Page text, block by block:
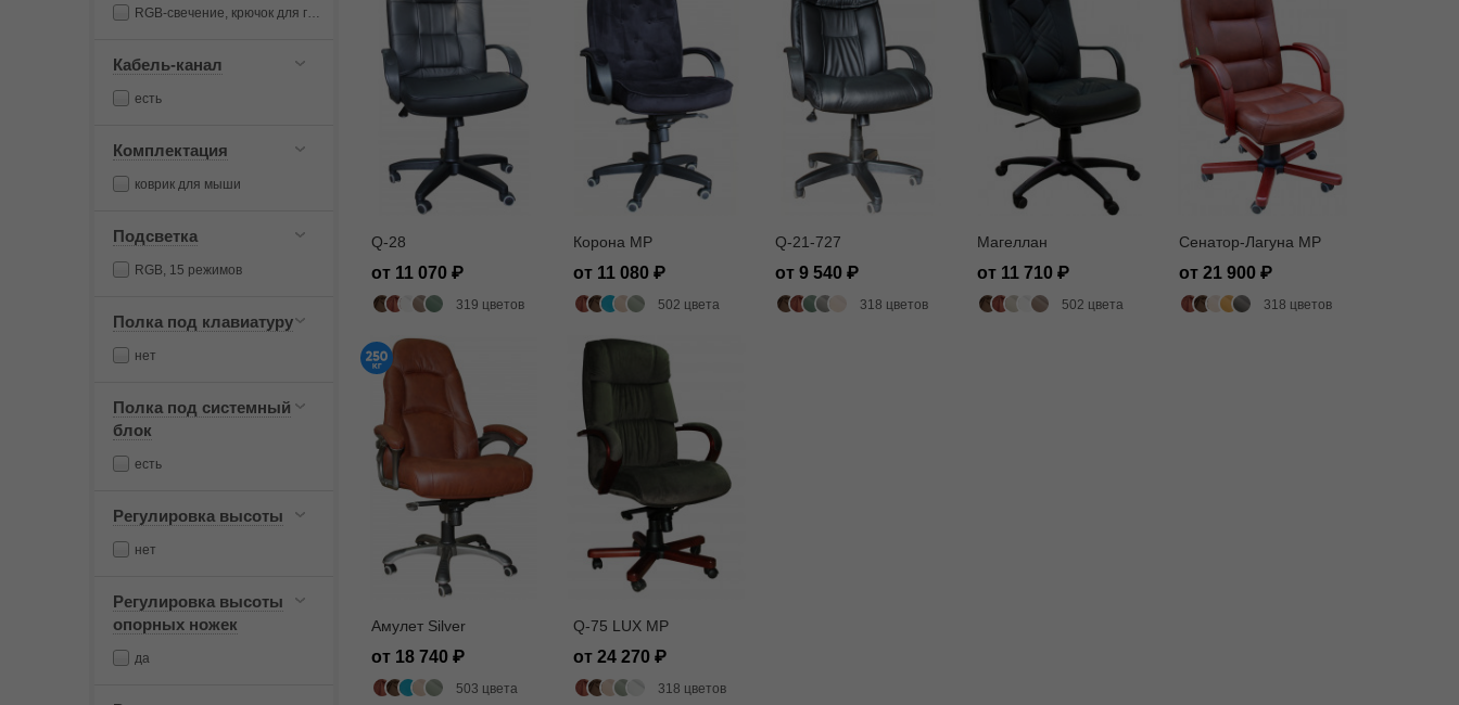
RGB-свечение, крючок для гарнитуры, подстаканник
Кабель-канал
есть
Комплектация
коврик для мыши
Подсветка
RGB, 15 режимов
Полка под клавиатуру
нет
Полка под системный
блок
есть
Регулировка высоты
нет
Регулировка высоты
опорных ножек
да
Q-28
от 11 070
319 цветов
Корона MP
от 11 080
502 цвета
Q-21-727
от 9 540
318 цветов
Магеллан
от 11 710
502 цвета
Сенатор-Лагуна MP
от 21 900
318 цветов
Амулет Silver
от 18 740
503 цвета
Q-75 LUX MP
от 24 270
318 цветов